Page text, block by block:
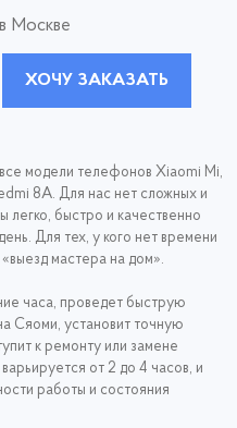
в Москве
ХОЧУ ЗАКАЗАТЬ
модели телефонов Xiaomi Mi,
8A. Для нас нет сложных и
легко, быстро и качественно
Для тех, у кого нет времени
мастера на дом».
часа, проведет быструю
Сяоми, установит точную
к ремонту или замене
от 2 до 4 часов, и
работы и состояния